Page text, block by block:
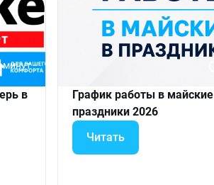
в
минут
График работы в майские
праздники 2026
Читать